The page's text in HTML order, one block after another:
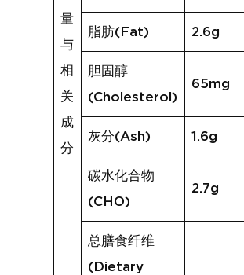
量
与
相
关
成
分
脂肪(Fat) 2.6g
胆固醇
(Cholesterol)
65mg
灰分(Ash) 1.6g
碳水化合物
(CHO)
2.7g
总膳食纤维
(Dietary